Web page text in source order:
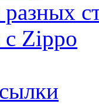
Zippo